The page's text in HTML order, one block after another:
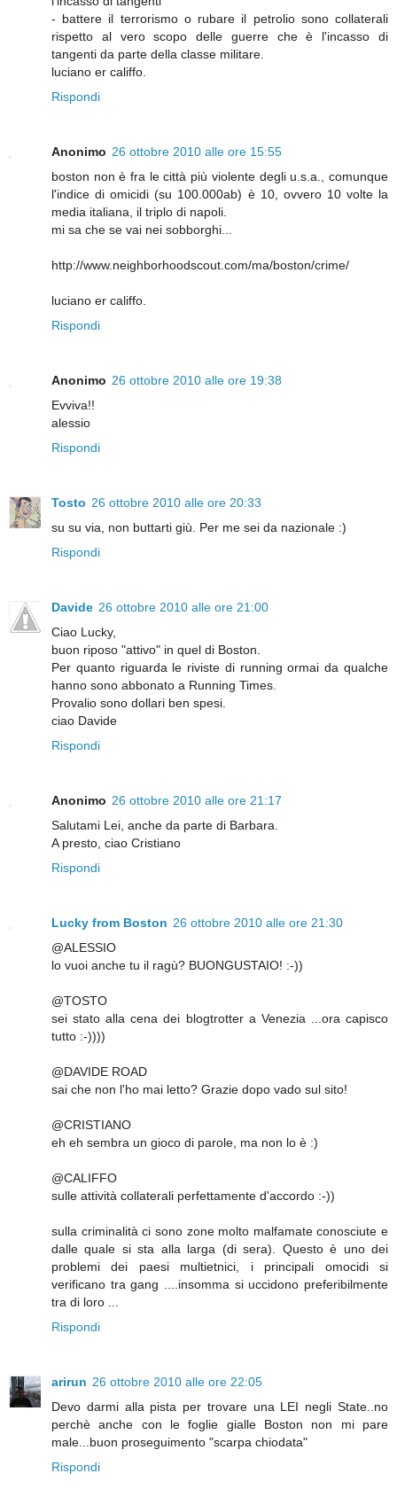
- battere il terrorismo o rubare il petrolio sono collaterali
rispetto al vero scopo delle guerre che è l'incasso di
tangenti da parte della classe militare.
luciano er califfo.
Rispondi
Anonimo 26 ottobre 2010 alle ore 15:55
boston non è fra le città più violente degli u.s.a., comunque
l'indice di omicidi (su 100.000ab) è 10, ovvero 10 volte la
media italiana, il triplo di napoli.
mi sa che se vai nei sobborghi...
http://www.neighborhoodscout.com/ma/boston/crime/
luciano er califfo.
Rispondi
Anonimo 26 ottobre 2010 alle ore 19:38
Evviva!!
alessio
Rispondi
Tosto 26 ottobre 2010 alle ore 20:33
su su via, non buttarti giù. Per me sei da nazionale :)
Rispondi
Davide 26 ottobre 2010 alle ore 21:00
Ciao Lucky,
buon riposo "attivo" in quel di Boston.
Per quanto riguarda le riviste di running ormai da qualche
hanno sono abbonato a Running Times.
Provalio sono dollari ben spesi.
ciao Davide
Rispondi
Anonimo 26 ottobre 2010 alle ore 21:17
Salutami Lei, anche da parte di Barbara.
A presto, ciao Cristiano
Rispondi
Lucky from Boston 26 ottobre 2010 alle ore 21:30
@ALESSIO
lo vuoi anche tu il ragù? BUONGUSTAIO! :-))
@TOSTO
sei stato alla cena dei blogtrotter a Venezia ...ora capisco
tutto :-))))
@DAVIDE ROAD
sai che non l'ho mai letto? Grazie dopo vado sul sito!
@CRISTIANO
eh eh sembra un gioco di parole, ma non lo è :)
@CALIFFO
sulle attività collaterali perfettamente d'accordo :-))
sulla criminalità ci sono zone molto malfamate conosciute e
dalle quale si sta alla larga (di sera). Questo è uno dei
problemi dei paesi multietnici, i principali omocidi si
verificano tra gang ....insomma si uccidono preferibilmente
tra di loro ...
Rispondi
arirun 26 ottobre 2010 alle ore 22:05
Devo darmi alla pista per trovare una LEI negli State..no
perchè anche con le foglie gialle Boston non mi pare
male...buon proseguimento "scarpa chiodata"
Rispondi